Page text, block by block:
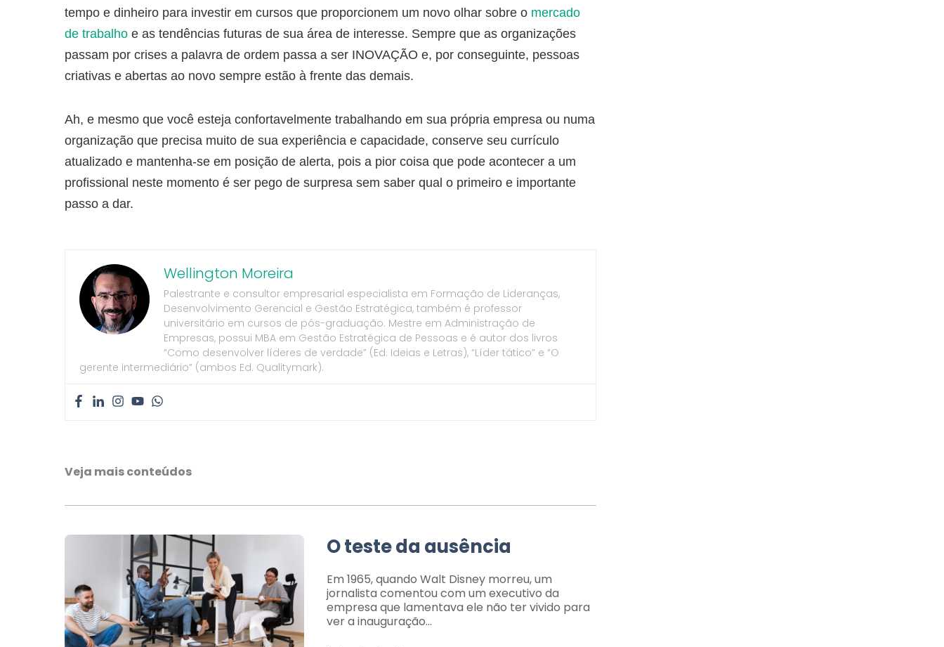
tempo e dinheiro para investir em cursos que proporcionem um novo olhar sobre o mercado
de trabalho e as tendências futuras de sua área de interesse. Sempre que as organizações
passam por crises a palavra de ordem passa a ser INOVAÇÃO e, por conseguinte, pessoas
criativas e abertas ao novo sempre estão à frente das demais.
Ah, e mesmo que você esteja confortavelmente trabalhando em sua própria empresa ou numa
organização que precisa muito de sua experiência e capacidade, conserve seu currículo
atualizado e mantenha-se em posição de alerta, pois a pior coisa que pode acontecer a um
profissional neste momento é ser pego de surpresa sem saber qual o primeiro e importante
passo a dar.
Wellington Moreira
Palestrante e consultor empresarial especialista em Formação de Lideranças,
Desenvolvimento Gerencial e Gestão Estratégica, também é professor
universitário em cursos de pós-graduação. Mestre em Administração de
Empresas, possui MBA em Gestão Estratégica de Pessoas e é autor dos livros
“Como desenvolver líderes de verdade” (Ed. Ideias e Letras), “Líder tático” e “O
gerente intermediário” (ambos Ed. Qualitymark).
Veja mais conteúdos
O teste da ausência
Em 1965, quando Walt Disney morreu, um
jornalista comentou com um executivo da
empresa que lamentava ele não ter vivido para
ver a inauguração…